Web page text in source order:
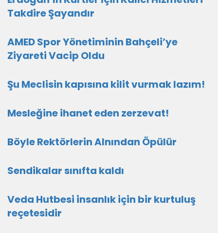
Takdire Şayandır
AMED Spor Yönetiminin Bahçeli’ye
Ziyareti Vacip Oldu
Şu Meclisin kapısına kilit vurmak lazım!
Mesleğine ihanet eden zerzevat!
Böyle Rektörlerin Alnından Öpülür
Sendikalar sınıfta kaldı
Veda Hutbesi insanlık için bir kurtuluş
reçetesidir